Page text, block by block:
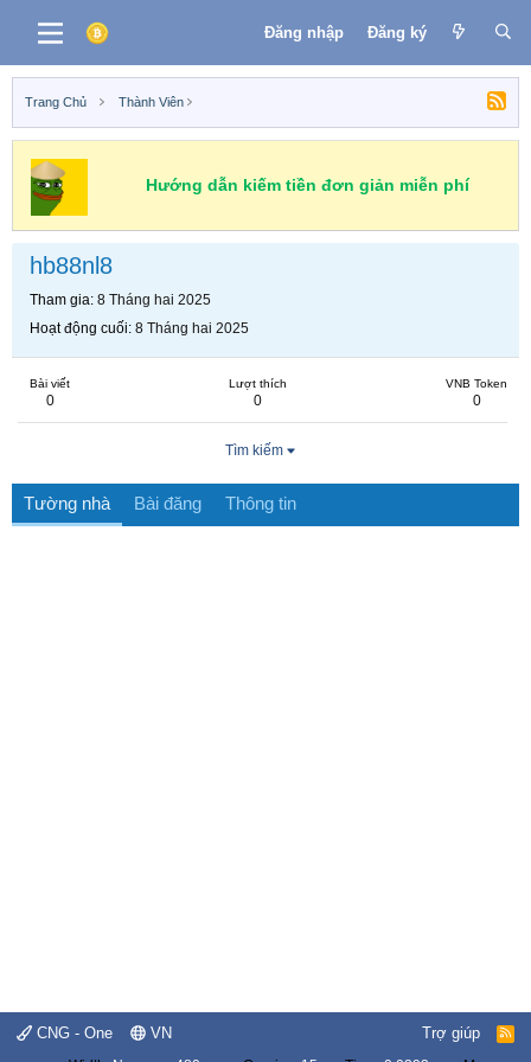
Đăng nhập Đăng ký
Trang Chủ Thành Viên
Hướng dẫn kiếm tiền đơn giản miễn phí
hb88nl8
Tham gia 8 Tháng hai 2025
Hoạt động cuối 8 Tháng hai 2025
Bài viết
0
Lượt thích
0
VNB Token
0
Tìm kiếm
Tường nhà Bài đăng Thông tin
CNG - One VN Trợ giúp
R